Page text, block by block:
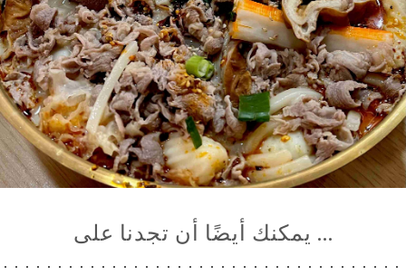
… يمكنك أيضًا أن تجدنا على